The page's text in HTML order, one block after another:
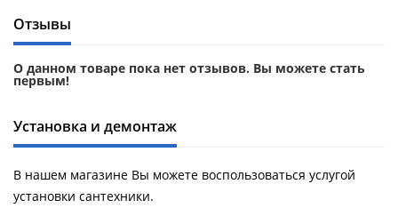
Отзывы
О данном товаре пока нет отзывов. Вы можете стать
первым!
Установка и демонтаж
В нашем магазине Вы можете воспользоваться услугой
установки сантехники.